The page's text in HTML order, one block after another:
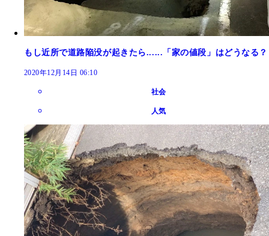
もし近所で道路陥没が起きたら......「家の値段」はどうなる？
2020年12月14日 06:10
社会
人気